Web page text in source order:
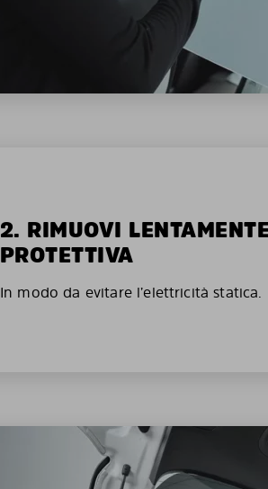
2. RIMUOVI
PROTETTIVA
In modo da evitare l’elettricità statica.